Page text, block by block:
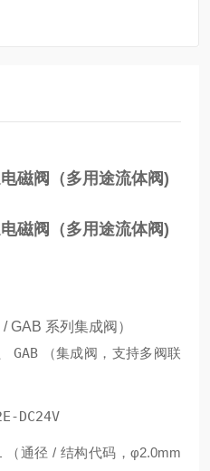
磁阀（多用途流体阀)
磁阀（多用途流体阀)
GAB 系列集成阀）
GAB
（集成阀，支持多阀联
DC24V
（通径 / 结构代码，φ2.0mm